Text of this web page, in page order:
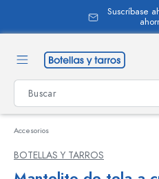
Suscríbase
Accesorios
BOTELLAS Y TARROS